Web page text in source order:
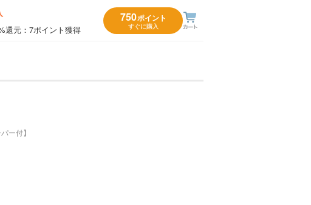
還元 ：7ポイント獲得
750ポイント
すぐに購入
ー付】